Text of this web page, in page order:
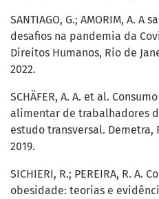
SANTIAGO, G.; AMORIM, A.
desafios na pandemia da
Direitos Humanos, Rio de
2022.
SCHÄFER, A. A. et al.
alimentar de trabalhadores
estudo transversal. Demetra,
2019.
SICHIERI, R.; PEREIRA, R. A.
obesidade: teorias e